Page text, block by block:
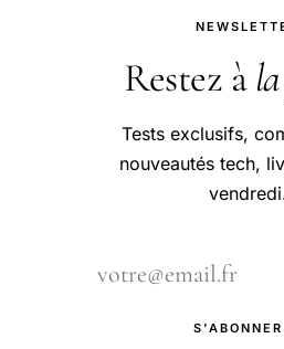
Restez à
Tests exclusifs,
nouveautés tech,